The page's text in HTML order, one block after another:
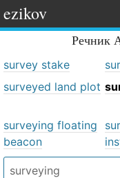
ezikov
Речник
survey stake
surveyed land plot
surveying floating
beacon